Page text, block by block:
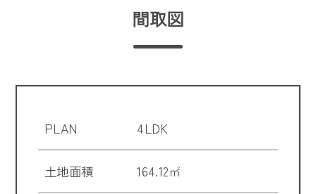
間取図
PLAN 4LDK
土地面積 164.12㎡